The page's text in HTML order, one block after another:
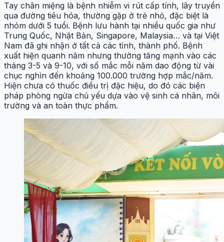
Tay chân miệng là bệnh nhiễm vi rút cấp tính, lây truyền
qua đường tiêu hóa, thường gặp ở trẻ nhỏ, đặc biệt là
nhóm dưới 5 tuổi. Bệnh lưu hành tại nhiều quốc gia như
Trung Quốc, Nhật Bản, Singapore, Malaysia… và tại Việt
Nam đã ghi nhận ở tất cả các tỉnh, thành phố. Bệnh
xuất hiện quanh năm nhưng thường tăng mạnh vào các
tháng 3-5 và 9-10, với số mắc mỗi năm dao động từ vài
chục nghìn đến khoảng 100.000 trường hợp mắc/năm.
Hiện chưa có thuốc điều trị đặc hiệu, do đó các biện
pháp phòng ngừa chủ yếu dựa vào vệ sinh cá nhân, môi
trường và an toàn thực phẩm.